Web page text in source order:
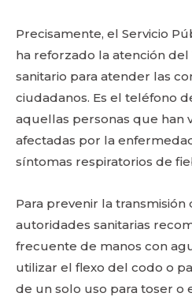
Precisamente, el Servicio
ha reforzado la atención del
sanitario para atender las
ciudadanos. Es el teléfono
aquellas personas que han
afectadas por la
síntomas respiratorios de
Para prevenir la transmisión
autoridades sanitarias
frecuente de manos con
utilizar el flexo del codo o
de un solo uso para toser o